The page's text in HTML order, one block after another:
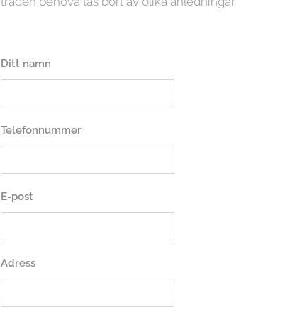
Ditt namn
Telefonnummer
E-post
Adress